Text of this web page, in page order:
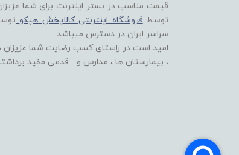
قیمت مناسب در بستر اینترنت برای شما
توسطفروشگاه اینترنتی کالاپخش هپکو
سراسر ایران در دسترس میباشد.
امید است در راستای کسب رضایت شما عزیزان
، بیمارستان ها ، مدارس و... قدمی مفید